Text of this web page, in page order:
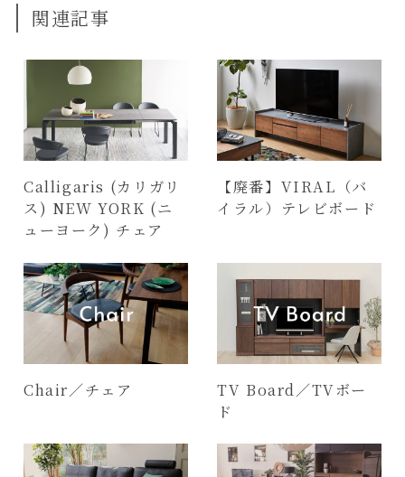
関連記事
Calligaris (カリガリ
ス) NEW YORK (ニ
ューヨーク) チェア
【廃番】VIRAL（バ
イラル）テレビボード
Chair／チェア
TV Board／TVボー
ド